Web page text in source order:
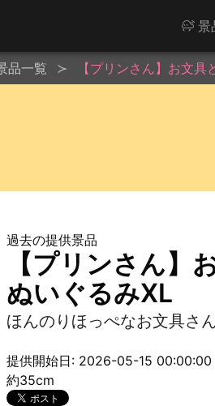
景
品一覧 【プリンさん】お文
過去の提供景品
【プリンさん】
ぬいぐるみXL
ほんのりほっぺなお文具さ
提供開始日: 2026-05-15 00:00:00
約35cm